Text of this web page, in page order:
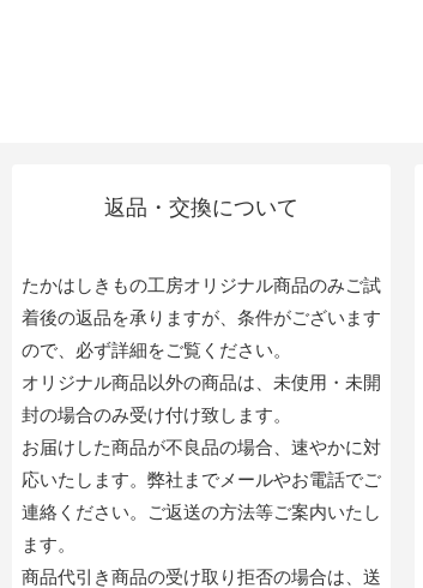
返品・交換について
たかはしきもの工房オリジナル商品のみご試
着後の返品を承りますが、条件がございます
ので、必ず詳細をご覧ください。
オリジナル商品以外の商品は、未使用・未開
封の場合のみ受け付け致します。
お届けした商品が不良品の場合、速やかに対
応いたします。弊社までメールやお電話でご
連絡ください。ご返送の方法等ご案内いたし
ます。
商品代引き商品の受け取り拒否の場合は、送